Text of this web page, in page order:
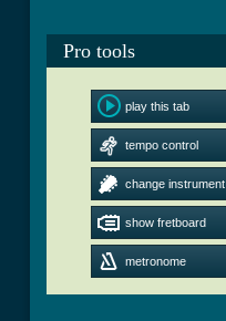
Pro tools
play this tab
tempo control
change instrument
show fretboard
metronome